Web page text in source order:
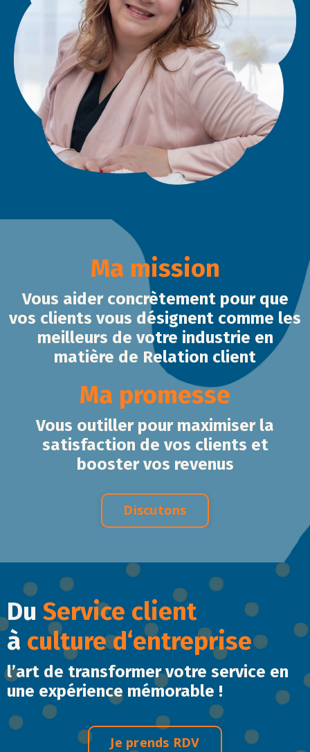
Ma mission
Vous aider concrètement pour que
vos clients vous désignent comme les
meilleurs de votre industrie en
matière de Relation client
Ma promesse
Vous outiller pour maximiser la
satisfaction de vos clients et
booster vos revenus
Discutons
Du Service client
à culture d‘entreprise
l’art de transformer votre service en
une expérience mémorable !
Je prends RDV